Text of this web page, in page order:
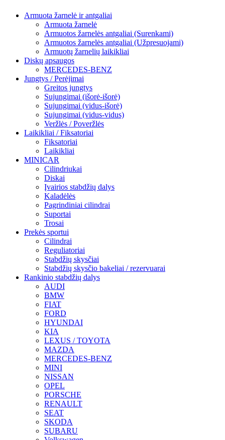
Armuota žarnelė ir antgaliai
Armuota žarnelė
Armuotos žarnelės antgaliai (Surenkami)
Armuotos žarnelės antgaliai (Užpresuojami)
Armuotų žarnelių laikikliai
Diskų apsaugos
MERCEDES-BENZ
Jungtys / Perėjimai
Greitos jungtys
Sujungimai (išorė-išorė)
Sujungimai (vidus-išorė)
Sujungimai (vidus-vidus)
Veržlės / Poveržlės
Laikikliai / Fiksatoriai
Fiksatoriai
Laikikliai
MINICAR
Cilindriukai
Diskai
Įvairios stabdžių dalys
Kaladėlės
Pagrindiniai cilindrai
Suportai
Trosai
Prekės sportui
Cilindrai
Reguliatoriai
Stabdžių skysčiai
Stabdžių skysčio bakeliai / rezervuarai
Rankinio stabdžių dalys
AUDI
BMW
FIAT
FORD
HYUNDAI
KIA
LEXUS / TOYOTA
MAZDA
MERCEDES-BENZ
MINI
NISSAN
OPEL
PORSCHE
RENAULT
SEAT
SKODA
SUBARU